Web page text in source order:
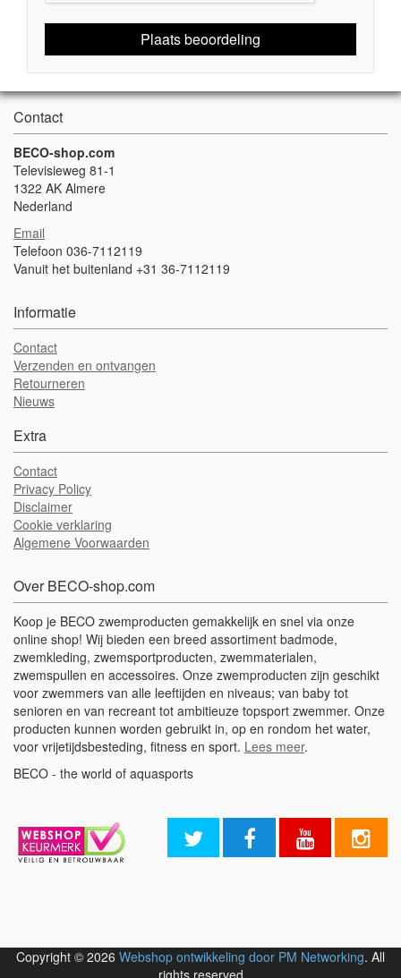
Plaats beoordeling
Contact
BECO-shop.com
Televisieweg 81-1
1322 AK Almere
Nederland
Email
Telefoon 036-7112119
Vanuit het buitenland +31 36-7112119
Informatie
Contact
Verzenden en ontvangen
Retourneren
Nieuws
Extra
Contact
Privacy Policy
Disclaimer
Cookie verklaring
Algemene Voorwaarden
Over BECO-shop.com
Koop je BECO zwemproducten gemakkelijk en snel via onze
online shop! Wij bieden een breed assortiment badmode,
zwemkleding, zwemsportproducten, zwemmaterialen,
zwemspullen en accessoires. Onze zwemproducten zijn geschikt
voor zwemmers van alle leeftijden en niveaus; van baby tot
senioren en van recreant tot ambitieuze topsport zwemmer. Onze
producten kunnen worden gebruikt in, op en rondom het water,
voor vrijetijdsbesteding, fitness en sport. Lees meer.
BECO - the world of aquasports
Copyright © 2026 Webshop ontwikkeling door PM Networking. All
rights reserved